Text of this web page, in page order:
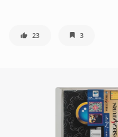
23 3